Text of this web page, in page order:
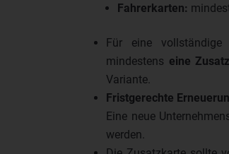
Fahrerkarten:
Für eine vollständige
mindestens eine
Variante.
Fristgerechte
Eine neue
werden.